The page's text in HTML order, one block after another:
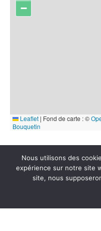
−
Leaflet | Fond de carte : ©
Bouquetin
© 2026 Sortir dans
Média Bouquetin,
Retrouvez les
informations sur les
Nous utilisons des
expérience sur notre site
site, nous